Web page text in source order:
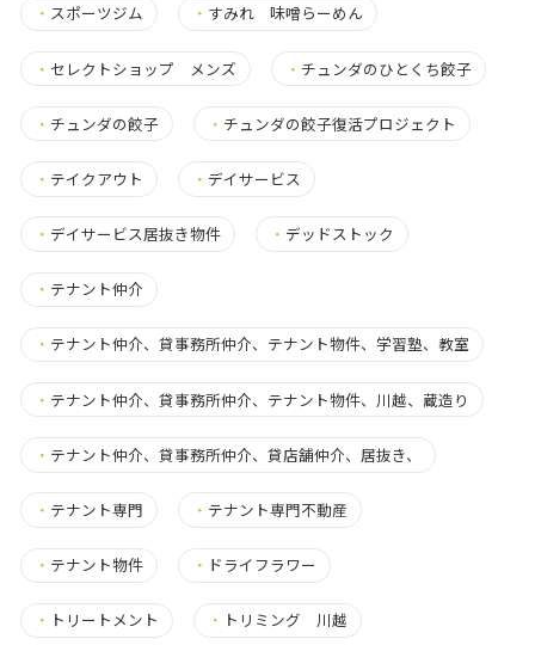
・ スポーツジム ・ すみれ 味噌らーめん
・ セレクトショップ メンズ ・ チュンダのひとくち餃子
・ チュンダの餃子 ・ チュンダの餃子復活プロジェクト
・ テイクアウト ・ デイサービス
・ デイサービス居抜き物件 ・ デッドストック
・ テナント仲介
・ テナント仲介、貸事務所仲介、テナント物件、学習塾、教室
・ テナント仲介、貸事務所仲介、テナント物件、川越、蔵造り
・ テナント仲介、貸事務所仲介、貸店舗仲介、居抜き、
・ テナント専門 ・ テナント専門不動産
・ テナント物件 ・ ドライフラワー
・ トリートメント ・ トリミング 川越